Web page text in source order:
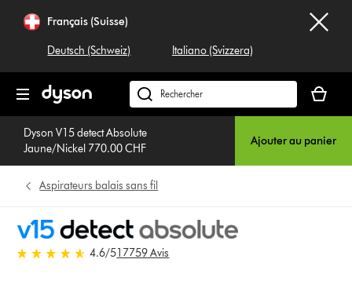
Français (Suisse)
Deutsch (Schweiz) Italiano (Svizzera)
Rechercher
dyson.ch
panier
est
Dyson V15 detect Absolute
Jaune/Nickel 770.00 CHF
Ajouter au panier
Aspirateurs balais sans fil
4.6 stars out of 5 from 17759
4.6/517759 Avis